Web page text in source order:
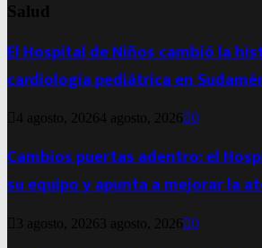
Salud
El Hospital de Niños cambió la
cardiología pediátrica en
4 agosto, 20264 agosto, 2026 0
Cambios puertas adentro: el
su equipo y apunta a mejorar la
3 agosto, 2026 3 agosto, 2026 0